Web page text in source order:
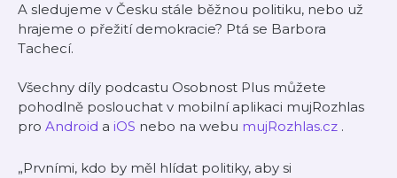
A sledujeme v Česku stále běžnou politiku, nebo už
hrajeme o přežití demokracie? Ptá se Barbora
Tachecí.
Všechny díly podcastu Osobnost Plus můžete
pohodlně poslouchat v mobilní aplikaci mujRozhlas
pro Android a iOS nebo na webu mujRozhlas.cz .
„Prvními, kdo by měl hlídat politiky, aby si